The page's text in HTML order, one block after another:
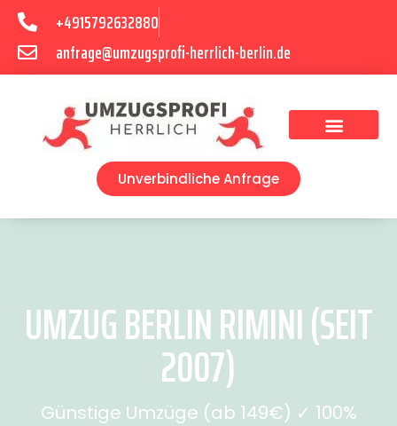
+4915792632880
anfrage@umzugsprofi-herrlich-berlin.de
Unverbindliche Anfrage
UMZUG BERLIN RIMINI (SEIT
2007)
Günstige Umzüge (ab 149€) ✓ 100%